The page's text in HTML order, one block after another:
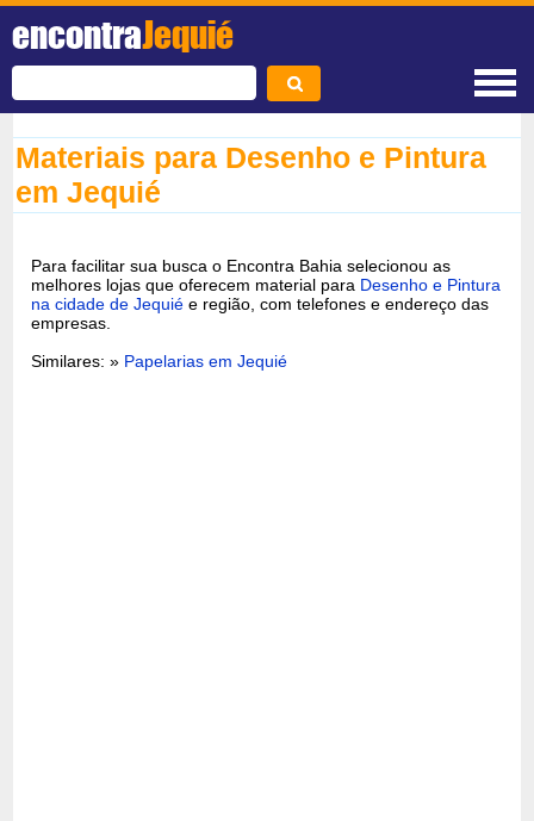
encontraJequié
Materiais para Desenho e Pintura
em Jequié
Para facilitar sua busca o Encontra Bahia selecionou as
melhores lojas que oferecem material para Desenho e Pintura
na cidade de Jequié e região, com telefones e endereço das
empresas.
Similares: » Papelarias em Jequié